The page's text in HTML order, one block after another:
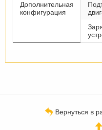
Дополнительная
конфигурация
Вернуться в